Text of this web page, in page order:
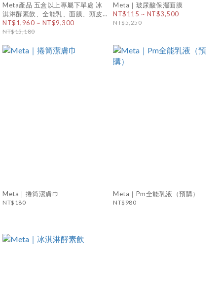
Meta產品 五盒以上專屬下單處 冰
淇淋酵素飲、全能乳、面膜、頭皮
水、髮油
NT$1,960 ~ NT$9,300
NT$15,180
Meta｜玻尿酸保濕面膜
NT$115 ~ NT$3,500
NT$5,250
Meta｜捲筒潔膚巾
NT$180
Meta｜Pm全能乳液（預購）
NT$980